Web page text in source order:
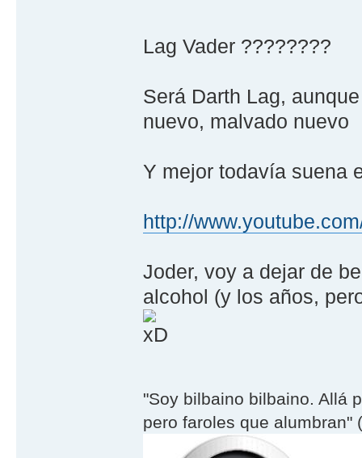
Lag Vader ????????
Será Darth Lag,
nuevo, malvado nuevo
Y mejor todavía suena
http://
Joder, voy a dejar de
alcohol (y los años,
"Soy bilbaino bilbaino. Allá
pero faroles que alumbran"